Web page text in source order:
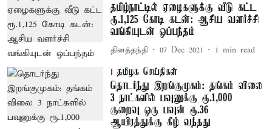
தமிழ்நாட்டில் ஏழைகளுக்கு வீடு கட்ட
ரூ.1,125 கோடி கடன்: ஆசிய வளர்ச்சி
வங்கியுடன் ஒப்பந்தம்
தினத்தந்தி 07 Dec 2021 1 min read
தமிழக செய்திகள்
தொடர்ந்து இறங்குமுகம்: தங்கம் விலை
3 நாட்களில் பவுனுக்கு ரூ.1,000
குறைவு ஒரு பவுன் ரூ.36
ஆயிரத்துக்கு கீழ் வந்தது